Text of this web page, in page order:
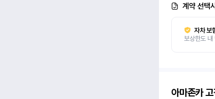
계약 선택
자차 보
보상한도 내
아마존카고